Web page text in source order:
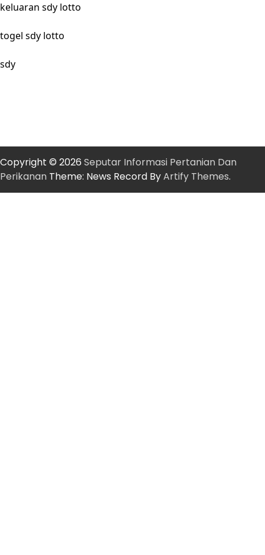
keluaran sdy lotto
togel sdy lotto
sdy
Copyright © 2026 Seputar Informasi Pertanian Dan
Perikanan Theme: News Record ByArtify Themes.